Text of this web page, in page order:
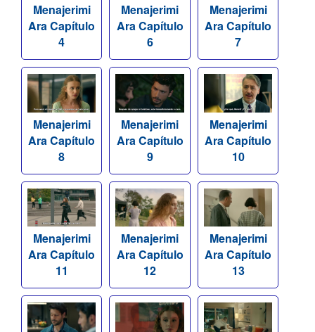
Menajerimi
Ara Capítulo
4
Menajerimi
Ara Capítulo
6
Menajerimi
Ara Capítulo
7
Menajerimi
Ara Capítulo
8
Menajerimi
Ara Capítulo
9
Menajerimi
Ara Capítulo
10
Menajerimi
Ara Capítulo
11
Menajerimi
Ara Capítulo
12
Menajerimi
Ara Capítulo
13